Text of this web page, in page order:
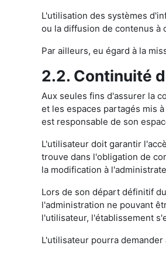
L'utilisation des systèmes
ou la diffusion de contenus à
Par ailleurs, eu égard à la
2.2. Continuité
Aux seules fins d'assurer la
et les espaces partagés mis
est responsable de son
L'utilisateur doit garantir
trouve dans l'obligation de
la modification à
Lors de son départ définitif
l'administration ne pouvant
l'utilisateur, l'établissement
L'utilisateur pourra